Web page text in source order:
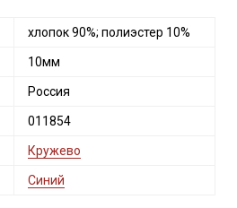
хлопок 90%; полиэстер 10%
10мм
Россия
011854
Кружево
Синий